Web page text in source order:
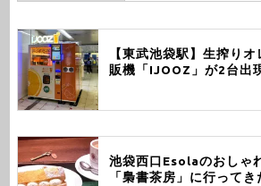
【東武池袋駅】生搾り
販機「IJOOZ」が2台出
池袋西口Esolaのおしゃ
「梟書茶房」に行ってき